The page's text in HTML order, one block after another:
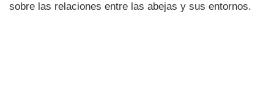
sobre las relaciones entre las abejas y sus entornos.